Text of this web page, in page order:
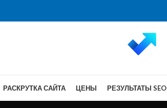
РАСКРУТКА САЙТА ЦЕНЫ РЕЗУЛЬТАТЫ SEO